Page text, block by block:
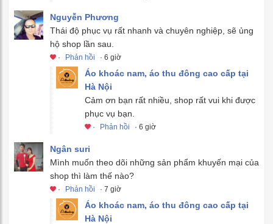
Nguyễn Phương
Thái độ phục vụ rất nhanh và chuyên nghiệp, sẽ ủng
hộ shop lần sau.
· Phản hồi · 6 giờ
Áo khoác nam, áo thu đông cao cấp tại
Hà Nội
Cảm ơn bạn rất nhiều, shop rất vui khi được
phục vụ bạn.
· Phản hồi · 6 giờ
Ngân suri
Mình muốn theo dõi những sản phẩm khuyến mại của
shop thì làm thế nào?
· Phản hồi · 7 giờ
Áo khoác nam, áo thu đông cao cấp tại
Hà Nội